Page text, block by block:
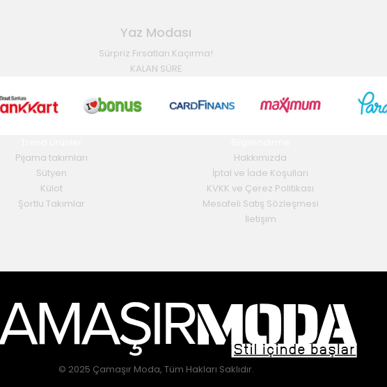
Yaz Modası
Sürpriz Fırsatları Kaçırma!
KALAN SÜRE
Pijama takımları
Sütyen
Külot
Şortlu Takımlar
Hakkımızda
İptal ve İade Koşulları
KVKK ve Çerez Politikası
Mesafeli Satış Sözleşmesi
İletişim
© 2025 Çamaşır Moda, Tüm Hakları Saklıdır.